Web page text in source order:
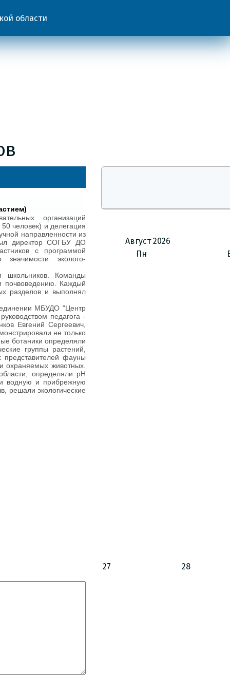
области
организаций
человек) и делегация
направленности из
директор СОГБУ ДО
с программой
эколого-
школьников. Команды
почвоведению. Каждый
разделов и выполнял
МБУДО "Центр
педагога -
Евгений Сергеевич,
не только
ботаники определяли
группы растений,
фауны
охраняемых животных.
определяли рН
водную и прибрежную
решали экологические
Август 2026
Пн
27 28